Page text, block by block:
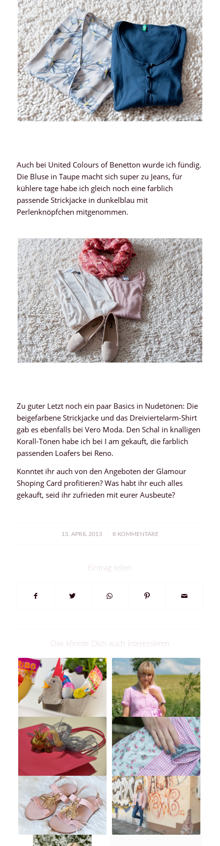
Auch bei United Colours of Benetton wurde ich fündig.
Die Bluse in Taupe macht sich super zu Jeans, für
kühlere tage habe ich gleich noch eine farblich
passende Strickjacke in dunkelblau mit
Perlenknöpfchen mitgenommen.
Zu guter Letzt noch ein paar Basics in Nudetönen: Die
beigefarbene Strickjacke und das Dreiviertelarm-Shirt
gab es ebenfalls bei Vero Moda. Den Schal in knalligen
Korall-Tönen habe ich bei I am gekauft, die farblich
passenden Loafers bei Reno.
Konntet ihr auch von den Angeboten der Glamour
Shoping Card profitieren? Was habt ihr euch alles
gekauft, seid ihr zufrieden mit eurer Ausbeute?
13. APRIL 2013
/ 8 KOMMENTARE
Eintrag teilen
Das könnte Dich auch interessieren